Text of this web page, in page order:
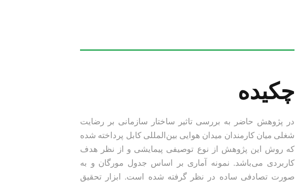
چکیده
در پژوهش حاضر به بررسی تاثیر ساختار سازمانی بر رضایت
شغلی میان کارمندان میدان هوایی بین‌المللی کابل پرداخته شده
که روش این پژوهش از نوع توصیفی پیمایشی و از نظر هدف
کاربردی می‌باشد. نمونه آماری بر اساس جدول مورگان و به
صورت تصادفی ساده در نظر گرفته شده است. ابزار تحقیق